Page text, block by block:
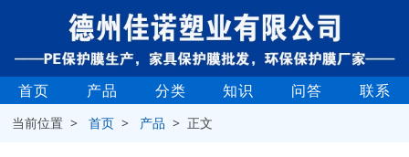
首页 产品 分类 知识 问答 联系
当前位置 >首页 > 产品 > 正文